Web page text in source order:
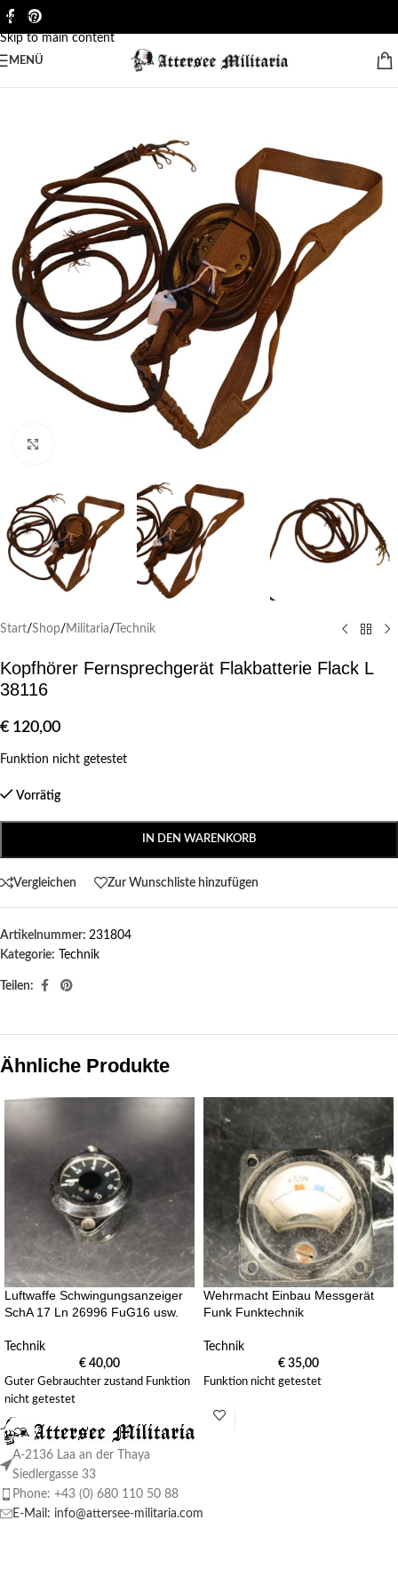
Skip to navigation
Skip to main content
MENÜ
Start/Shop/ Militaria/ Technik
Kopfhörer Fernsprechgerät Flakbatterie Flack L
38116
€ 120,00
Funktion nicht getestet
Vorrätig
IN DEN WARENKORB
Vergleichen Zur Wunschliste hinzufügen
Artikelnummer: 231804
Kategorie:
Technik
Teilen:
Ähnliche Produkte
Luftwaffe Schwingungsanzeiger
SchA 17 Ln 26996 FuG16 usw.
Technik
€ 40,00
Guter Gebrauchter zustand Funktion
nicht getestet
Wehrmacht Einbau Messgerät
Funk Funktechnik
Technik
€ 35,00
Funktion nicht getestet
A-2136 Laa an der Thaya
Siedlergasse 33
Phone: +43 (0) 680 110 50 88
E-Mail: info@attersee-militaria.com